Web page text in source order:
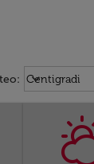
: Weather
Centigradi
keyboard_arrow_down